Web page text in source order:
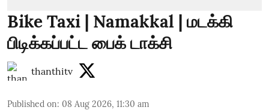
Bike Taxi | Namakkal | மடக்கி
பிடிக்கப்பட்ட பைக் டாக்சி
thanthitv
Published on: 08 Aug 2026, 11:30 am